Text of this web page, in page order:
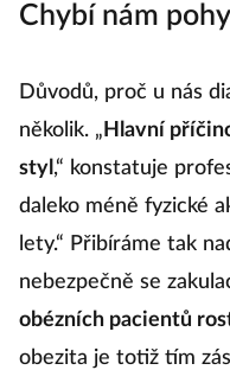
Chybí nám
Důvodů, proč u nás
několik. „ Hlavní
styl ,“ konstatuje
daleko méně fyzické
lety.“ Přibíráme tak
nebezpečně se
obézních pacientů
obezita je totiž tím